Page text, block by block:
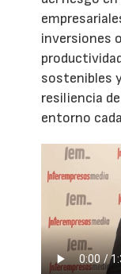
inversiones
sostenibles
resiliencia
entorno